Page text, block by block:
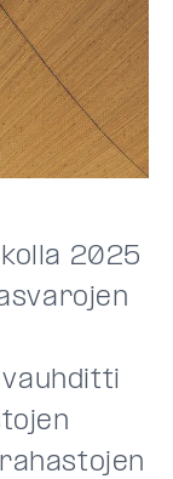
2025